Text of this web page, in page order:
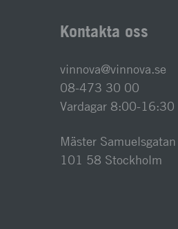
Kontakta oss
vinnova@vinnova.se
08-473 30 00
Vardagar 8:00-16:30
Mäster
101 58 Stockholm